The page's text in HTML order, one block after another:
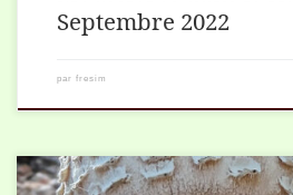
Septembre 2022
par fresim